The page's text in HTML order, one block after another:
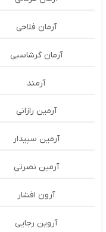
آرمان فلاحی
آرمان گرشاسبی
آرمند
آرمین رازانی
آرمین سپیدار
آرمین نصرتی
آرون افشار
آروین رجایی